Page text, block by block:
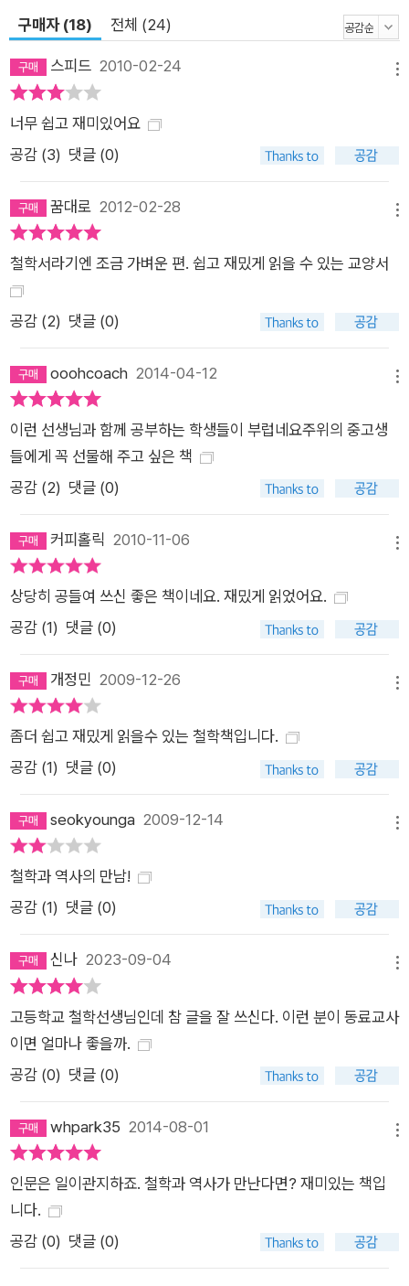
구매자 (18) 전체 (24)
스피드 2010-02-24
너무 쉽고 재미있어요
공감 (3) 댓글 (0)
꿈대로 2012-02-28
철학서라기엔 조금 가벼운 편. 쉽고 재밌게 읽을 수 있는 교양서
공감 (2) 댓글 (0)
ooohcoach 2014-04-12
이런 선생님과 함께 공부하는 학생들이 부럽네요주위의 중고생
들에게 꼭 선물해 주고 싶은 책
공감 (2) 댓글 (0)
커피홀릭 2010-11-06
상당히 공들여 쓰신 좋은 책이네요. 재밌게 읽었어요.
공감 (1) 댓글 (0)
개정민 2009-12-26
좀더 쉽고 재밌게 읽을수 있는 철학책입니다.
공감 (1) 댓글 (0)
seokyounga 2009-12-14
철학과 역사의 만남!
공감 (1) 댓글 (0)
신나 2023-09-04
고등학교 철학선생님인데 참 글을 잘 쓰신다. 이런 분이 동료교사
이면 얼마나 좋을까.
공감 (0) 댓글 (0)
whpark35 2014-08-01
인문은 일이관지하죠. 철학과 역사가 만난다면? 재미있는 책입
니다.
공감 (0) 댓글 (0)